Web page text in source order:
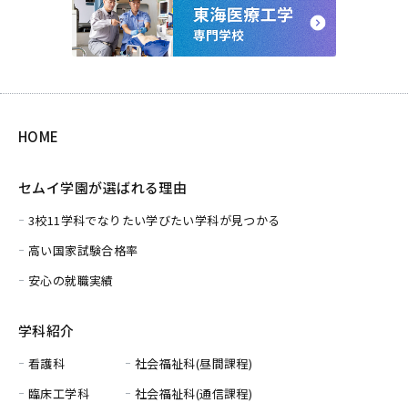
HOME
セムイ学園が選ばれる理由
3校11学科でなりたい学びたい学科が見つかる
高い国家試験合格率
安心の就職実績
学科紹介
看護科
臨床工学科
社会福祉科(昼間課程)
社会福祉科(通信課程)